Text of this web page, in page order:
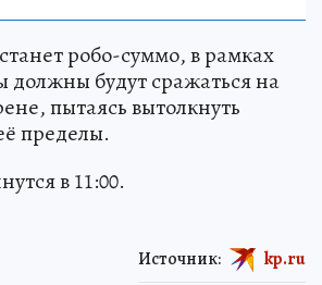
робо-суммо, в рамках
должны будут сражаться на
пытаясь вытолкнуть
пределы.
в 11:00.
Источник: kp.ru